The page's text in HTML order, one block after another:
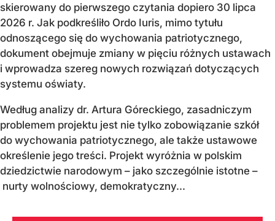
skierowany do pierwszego czytania dopiero 30 lipca
2026 r. Jak podkreśliło Ordo Iuris, mimo tytułu
odnoszącego się do wychowania patriotycznego,
dokument obejmuje zmiany w pięciu różnych ustawach
i wprowadza szereg nowych rozwiązań dotyczących
systemu oświaty.
Według analizy dr. Artura Góreckiego, zasadniczym
problemem projektu jest nie tylko zobowiązanie szkół
do wychowania patriotycznego, ale także ustawowe
określenie jego treści. Projekt wyróżnia w polskim
dziedzictwie narodowym – jako szczególnie istotne –
nurty wolnościowy, demokratyczny...